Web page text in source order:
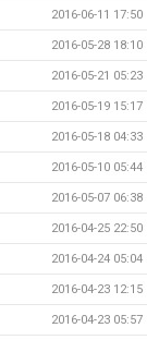
2016-06-11 17:50
2016-05-28 18:10
2016-05-21 05:23
2016-05-19 15:17
2016-05-18 04:33
2016-05-10 05:44
2016-05-07 06:38
2016-04-25 22:50
2016-04-24 05:04
2016-04-23 12:15
2016-04-23 05:57